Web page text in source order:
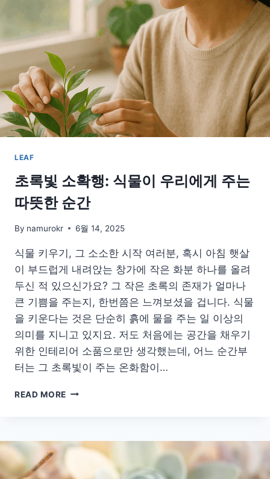
유
바
른
타
이
밍
완
이
드
LEAF
초록빛 소확행: 식물이 우리에게 주는
따뜻한 순간
By namurokr 6월 14, 2025
식물 키우기, 그 소소한 시작 여러분, 혹시 아침 햇살
이 부드럽게 내려앉는 창가에 작은 화분 하나를 올려
두신 적 있으신가요? 그 작은 초록의 존재가 얼마나
큰 기쁨을 주는지, 한번쯤은 느껴보셨을 겁니다. 식물
을 키운다는 것은 단순히 흙에 물을 주는 일 이상의
의미를 지니고 있지요. 저도 처음에는 공간을 채우기
위한 인테리어 소품으로만 생각했는데, 어느 순간부
터는 그 초록빛이 주는 온화함이…
READ MORE 초
확